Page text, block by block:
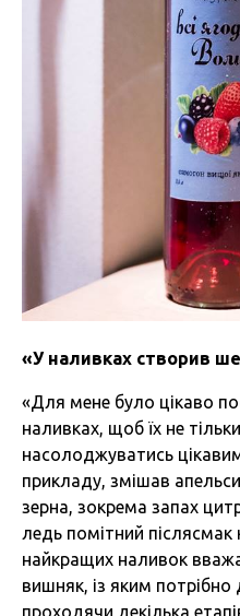
«У наливках створив
«Для мене було цікаво
наливках, щоб їх не
насолоджуватись
прикладу, змішав
зерна, зокрема запах
ледь помітний післясмак
найкращих наливок
вишняк, із яким потрібно
проходячи декілька